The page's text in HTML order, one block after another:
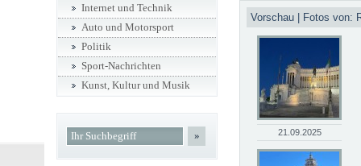
Vorschau | Fotos von:
21.09.2025
Internet und Technik
Auto und Motorsport
Politik
Sport-Nachrichten
Kunst, Kultur und Musik
»